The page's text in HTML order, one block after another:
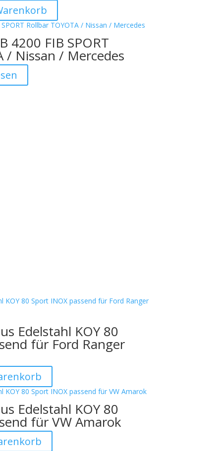
4200 FIB SPORT
/ Nissan / Mercedes
Edelstahl KOY 80
für Ford Ranger
Edelstahl KOY 80
für VW Amarok